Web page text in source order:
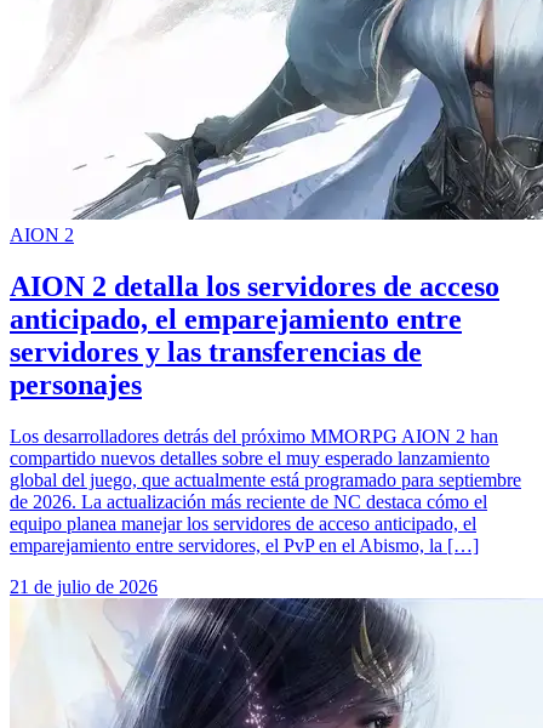
AION 2
AION 2 detalla los servidores de acceso
anticipado, el emparejamiento entre
servidores y las transferencias de
personajes
Los desarrolladores detrás del próximo MMORPG AION 2 han
compartido nuevos detalles sobre el muy esperado lanzamiento
global del juego, que actualmente está programado para septiembre
de 2026. La actualización más reciente de NC destaca cómo el
equipo planea manejar los servidores de acceso anticipado, el
emparejamiento entre servidores, el PvP en el Abismo, la […]
21 de julio de 2026